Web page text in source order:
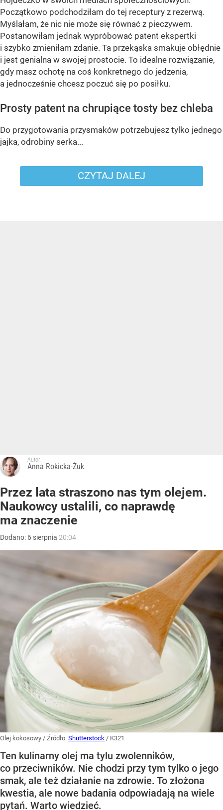
Początkowo podchodziłam do tej receptury z rezerwą.
Myślałam, że nic nie może się równać z pieczywem.
Postanowiłam jednak wypróbować patent ekspertki
i szybko zmieniłam zdanie. Ta przekąska smakuje obłędnie
i jest genialna w swojej prostocie. To idealne rozwiązanie,
gdy masz ochotę na coś konkretnego do jedzenia,
a jednocześnie chcesz poczuć się po posiłku.
Prosty patent na chrupiące tosty bez chleba
Do przygotowania przysmaków potrzebujesz tylko jednego
jajka, odrobiny serka...
CZYTAJ DALEJ
Autor:
Anna Rokicka-Żuk
Przez lata straszono nas tym olejem.
Naukowcy ustalili, co naprawdę
ma znaczenie
Dodano: 6 sierpnia 20:04
Olej kokosowy / Źródło: Shutterstock / K321
Ten kulinarny olej ma tylu zwolenników,
co przeciwników. Nie chodzi przy tym tylko o jego
smak, ale też działanie na zdrowie. To złożona
kwestia, ale nowe badania odpowiadają na wiele
pytań. Warto wiedzieć.